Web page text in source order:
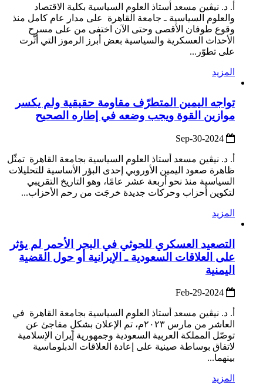
أ. د. نيڤين مسعد أستاذ العلوم السياسية بكلية الاقتصاد
والعلوم السياسية ـ جامعة القاهرة على مدار عام كامل منذ
وقوع طوفان الأقصى وحتى الآن اختفى من على مسرح
الأحداث العسكرية والسياسية بعض أبرز الرموز التي أثّرت
على تطوّر...
المزيد
تواجه اليمين المتطرّف مقاومة حقيقية ولم يكسر
موازين القوة ويجب وضعه في إطاره الصحيح
أ. د. نيڤين مسعد أستاذ العلوم السياسية بجامعة القاهرة تمثّل
ظاهرة صعود اليمين الأوروبي إحدى البؤر الأساسية للتحليلات
السياسية منذ نحو أربعة عشر عامًا، وهو التاريخ التقريبي
لتكوين أحزاب وحركات جديدة خرجَت من رحم الأحزاب...
المزيد
التصعيد العسكري للحوثي في البحر الأحمر لم يؤثر
على العلاقات السعودية ـ الإيرانية أو حول القضية
اليمنية
أ. د. نيڤين مسعد أستاذ العلوم السياسية بجامعة القاهرة في
العاشر من مارس ٢٠٢٣م، تم الإعلان بشكلٍ مفاجئ عن
توصّل المملكة العربية السعودية وجمهورية إيران الإسلامية
لاتفاق بوساطة صينية على إعادة العلاقات الدبلوماسية
بينهما...
المزيد